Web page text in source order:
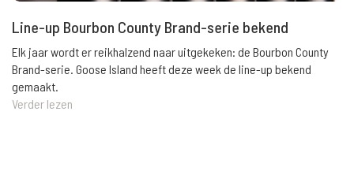
Line-up Bourbon County Brand-serie bekend
Elk jaar wordt er reikhalzend naar uitgekeken: de Bourbon County
Brand-serie. Goose Island heeft deze week de line-up bekend
gemaakt.
Verder lezen